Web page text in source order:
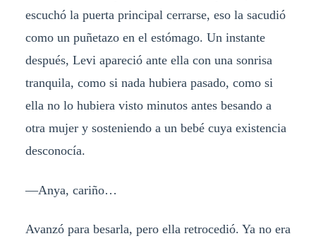
escuchó la puerta principal cerrarse, eso la sacudió
como un puñetazo en el estómago. Un instante
después, Levi apareció ante ella con una sonrisa
tranquila, como si nada hubiera pasado, como si
ella no lo hubiera visto minutos antes besando a
otra mujer y sosteniendo a un bebé cuya existencia
desconocía.
—Anya, cariño…
Avanzó para besarla, pero ella retrocedió. Ya no era